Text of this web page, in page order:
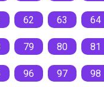
62 63 64
79 80 81
96 97 98